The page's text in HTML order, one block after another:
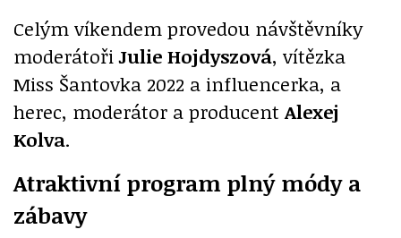
Celým víkendem provedou návštěvníky
moderátořiJulie Hojdyszová, vítězka
Miss Šantovka 2022 a influencerka, a
herec, moderátor a producent Alexej
Kolva.
Atraktivní program plný módy a
zábavy